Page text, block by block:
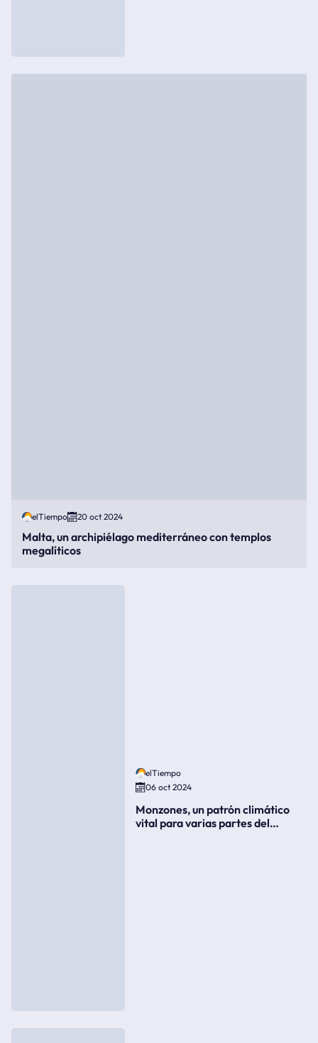
elTiempo 20 oct 2024
Malta, un archipiélago mediterráneo con templos
megalíticos
elTiempo
06 oct 2024
Monzones, un patrón climático
vital para varias partes del